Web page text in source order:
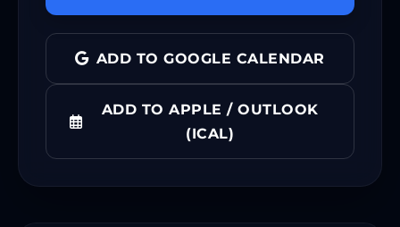
ADD TO GOOGLE CALENDAR
ADD TO APPLE / OUTLOOK
(ICAL)